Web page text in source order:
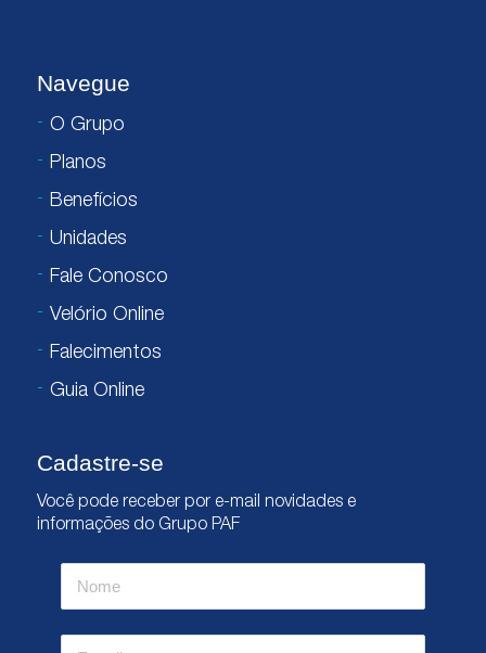
Navegue
O Grupo
Planos
Benefícios
Unidades
Fale Conosco
Velório Online
Falecimentos
Guia Online
Cadastre-se
Você pode receber por e-mail novidades e
informações do Grupo PAF